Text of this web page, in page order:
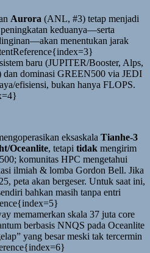
Aurora (ANL, #3) tetap menjadi
keduanya—serta
menentukan jarak
baru (JUPITER/Booster, Alps,
dominasi GREEN500 via JEDI
efisiensi, bukan hanya FLOPS.
eksaskala Tianhe-3
Oceanlite, tetapi tidak mengirim
komunitas HPC mengetahui
ilmiah & lomba Gordon Bell. Jika
peta akan bergeser. Untuk saat ini,
bahkan masih tanpa entri
memamerkan skala 37 juta core
berbasis NNQS pada Oceanlite
yang besar meski tak tercermin